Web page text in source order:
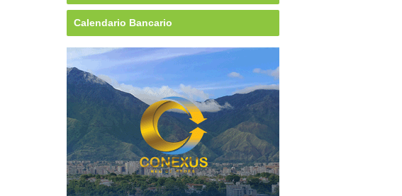
Calendario Bancario